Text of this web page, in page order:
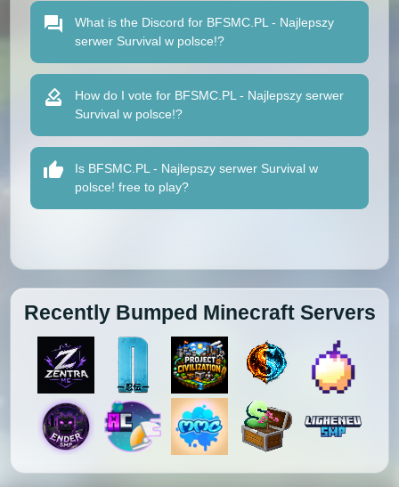
What is the Discord for BFSMC.PL - Najlepszy
serwer Survival w polsce!?
How do I vote for BFSMC.PL - Najlepszy serwer
Survival w polsce!?
Is BFSMC.PL - Najlepszy serwer Survival w
polsce! free to play?
Recently Bumped Minecraft Servers